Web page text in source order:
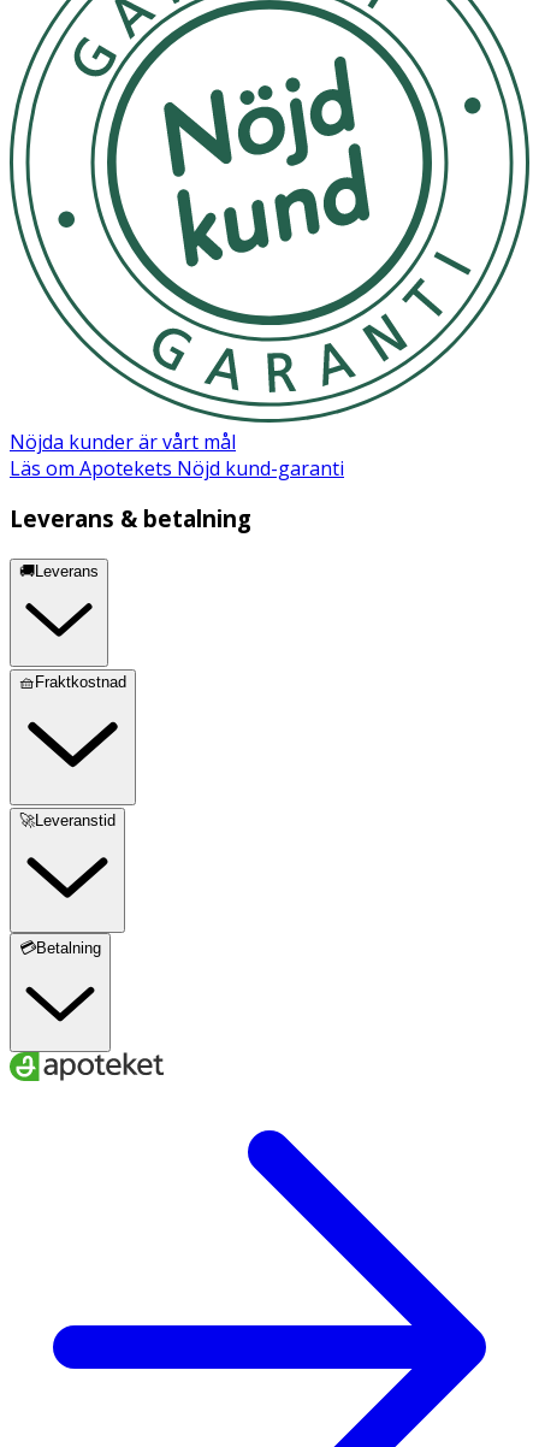
Kostnaden för laboratoriearbetet är inkluderat i priset.
Nöjda kunder är vårt mål
Läs om Apotekets Nöjd kund-garanti
Leverans & betalning
🚚Leverans
🧺Fraktkostnad
🚀Leveranstid
💳Betalning